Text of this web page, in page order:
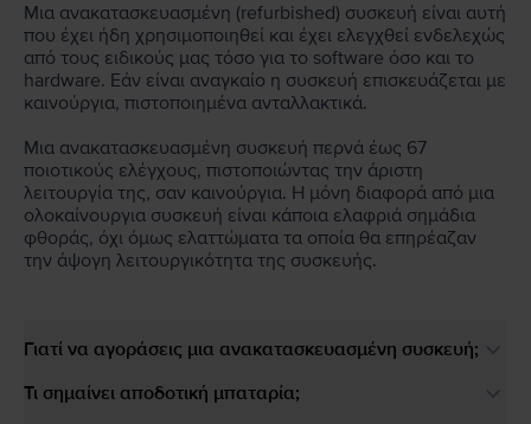
Μια ανακατασκευασμένη (refurbished) συσκευή είναι αυτή
που έχει ήδη χρησιμοποιηθεί και έχει ελεγχθεί ενδελεχώς
από τους ειδικούς μας τόσο για το software όσο και το
hardware. Εάν είναι αναγκαίο η συσκευή επισκευάζεται με
καινούργια, πιστοποιημένα ανταλλακτικά.
Μια ανακατασκευασμένη συσκευή περνά έως 67
ποιοτικούς ελέγχους, πιστοποιώντας την άριστη
λειτουργία της, σαν καινούργια. Η μόνη διαφορά από μια
ολοκαίνουργια συσκευή είναι κάποια ελαφριά σημάδια
φθοράς, όχι όμως ελαττώματα τα οποία θα επηρέαζαν
την άψογη λειτουργικότητα της συσκευής.
Γιατί να αγοράσεις μια ανακατασκευασμένη συσκευή;
Τι σημαίνει αποδοτική μπαταρία;